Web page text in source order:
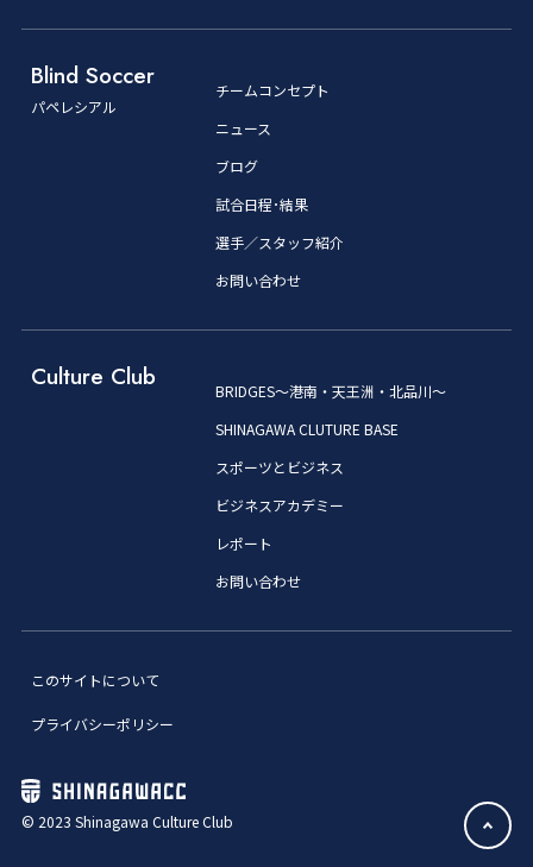
Blind Soccer
パペレシアル
チームコンセプト
ニュース
ブログ
試合日程･結果
選手／スタッフ紹介
お問い合わせ
Culture Club
BRIDGES～港南・天王洲・北品川～
SHINAGAWA CLUTURE BASE
スポーツとビジネス
ビジネスアカデミー
レポート
お問い合わせ
このサイトについて
プライバシーポリシー
© 2023 Shinagawa Culture Club